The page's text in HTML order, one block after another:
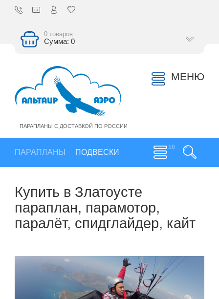
0 товаров
Сумма: 0
ПАРАПЛАНЫ С ДОСТАВКОЙ ПО РОССИИ
МЕНЮ
ПАРАПЛАНЫ ПОДВЕСКИ
Купить в Златоусте
параплан, парамотор,
паралёт, спидглайдер, кайт